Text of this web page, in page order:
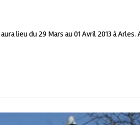
lieu du 29 Mars au 01 Avril 2013 à Arles.